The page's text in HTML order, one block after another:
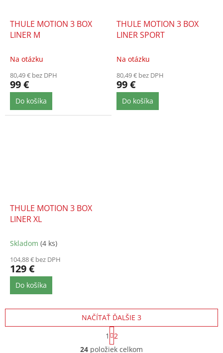
THULE MOTION 3 BOX
LINER M
Na otázku
80,49 € bez DPH
99 €
Do košíka
THULE MOTION 3 BOX
LINER SPORT
Na otázku
80,49 € bez DPH
99 €
Do košíka
THULE MOTION 3 BOX
LINER XL
Skladom (4 ks)
104,88 € bez DPH
129 €
Do košíka
O
NAČÍTAŤ ĎALŠIE 3
S
t
r
1
2
24 položiek celkom